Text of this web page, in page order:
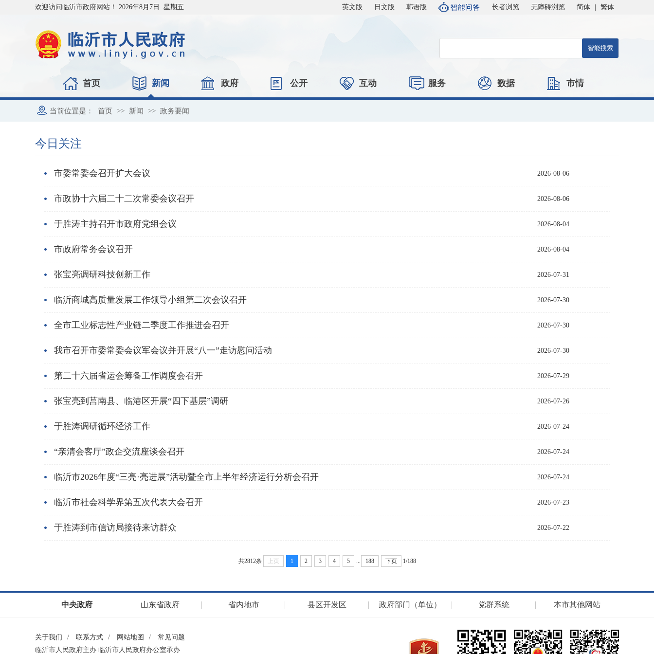
欢迎访问临沂市政府网站！ 2026年8月7日 星期五 英文版 日文版 韩语版 长者浏览 无障碍浏览 简体 繁体
首页 新闻 政府 公开 互动 服务 数据 市情
当前位置是： 首页 >> 新闻 >> 政务要闻
今日关注
市委常委会召开扩大会议 2026-08-06
市政协十六届二十二次常委会议召开 2026-08-06
于胜涛主持召开市政府党组会议 2026-08-04
市政府常务会议召开 2026-08-04
张宝亮调研科技创新工作 2026-07-31
临沂商城高质量发展工作领导小组第二次会议召开 2026-07-30
全市工业标志性产业链二季度工作推进会召开 2026-07-30
我市召开市委常委会议军会议并开展“八一”走访慰问活动 2026-07-30
第二十六届省运会筹备工作调度会召开 2026-07-29
张宝亮到莒南县、临港区开展“四下基层”调研 2026-07-26
于胜涛调研循环经济工作 2026-07-24
“亲清会客厅”政企交流座谈会召开 2026-07-24
临沂市2026年度“三亮·亮进展”活动暨全市上半年经济运行分析会召开 2026-07-24
临沂市社会科学界第五次代表大会召开 2026-07-23
于胜涛到市信访局接待来访群众 2026-07-22
共2812条 上页 1 2 3 4 5 188 下页 1/188
中央政府 山东省政府 省内地市 县区开发区 政府部门（单位） 党群系统 本市其他网站
关于我们 / 联系方式 / 网站地图 /
常见问题
临沂市人民政府主办 临沂市人民政府办公室承办